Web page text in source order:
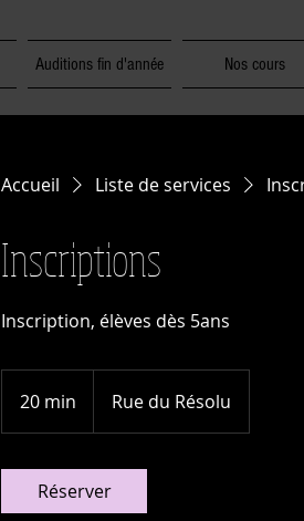
Auditions fin d'année Nos cours
Accueil Liste de services
Inscriptions
Inscription, élèves dès 5ans
20 min
0
n
Rue du Résolu
Réserver